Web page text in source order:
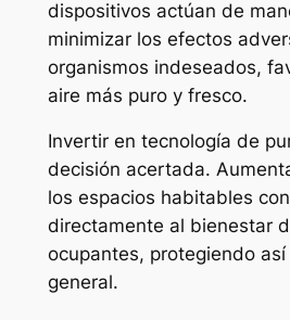
dispositivos actúan de
minimizar los efectos
organismos indeseados,
aire más puro y fresco.
Invertir en tecnología de
decisión acertada.
los espacios habitables
directamente al bienestar
ocupantes, protegiendo
general.